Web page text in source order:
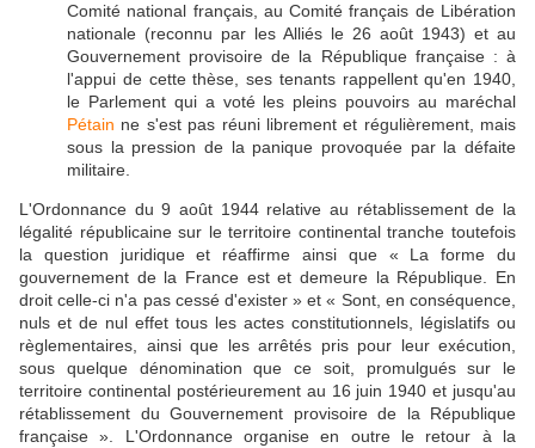
Comité national français, au Comité français de Libération
nationale (reconnu par les Alliés le 26 août 1943) et au
Gouvernement provisoire de la République française : à
l'appui de cette thèse, ses tenants rappellent qu'en 1940,
le Parlement qui a voté les pleins pouvoirs au maréchal
Pétain ne s'est pas réuni librement et régulièrement, mais
sous la pression de la panique provoquée par la défaite
militaire.
L'Ordonnance du 9 août 1944 relative au rétablissement de la
légalité républicaine sur le territoire continental tranche toutefois
la question juridique et réaffirme ainsi que « La forme du
gouvernement de la France est et demeure la République. En
droit celle-ci n'a pas cessé d'exister » et « Sont, en conséquence,
nuls et de nul effet tous les actes constitutionnels, législatifs ou
règlementaires, ainsi que les arrêtés pris pour leur exécution,
sous quelque dénomination que ce soit, promulgués sur le
territoire continental postérieurement au 16 juin 1940 et jusqu'au
rétablissement du Gouvernement provisoire de la République
française ». L'Ordonnance organise en outre le retour à la